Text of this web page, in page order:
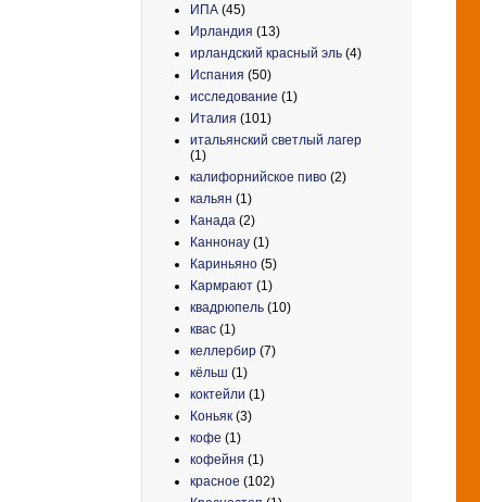
ИПА (45)
Ирландия (13)
ирландский красный эль (4)
Испания (50)
исследование (1)
Италия (101)
итальянский светлый лагер
(1)
калифорнийское пиво (2)
кальян (1)
Канада (2)
Каннонау (1)
Кариньяно (5)
Кармрают (1)
квадрюпель (10)
квас (1)
келлербир (7)
кёльш (1)
коктейли (1)
Коньяк (3)
кофе (1)
кофейня (1)
красное (102)